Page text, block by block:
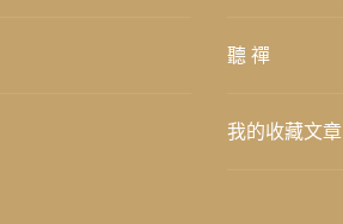
聽 禪
我的收藏文章